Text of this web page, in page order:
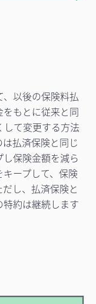
以後の保険料払
もとに従来と同
して変更する方法
払済保険と同じ
保険金額を減ら
ープして、保険
し、払済保険と
約は継続します